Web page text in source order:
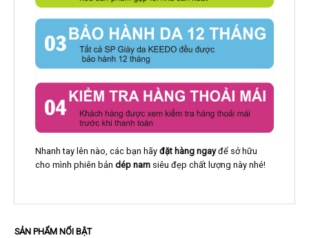
Nhanh tay lên nào, các bạn hãy đặt hàng ngayđể sở hữu
cho mình phiên bản dép nam siêu đẹp chất lượng này nhé!
SẢN PHẨM NỔI BẬT